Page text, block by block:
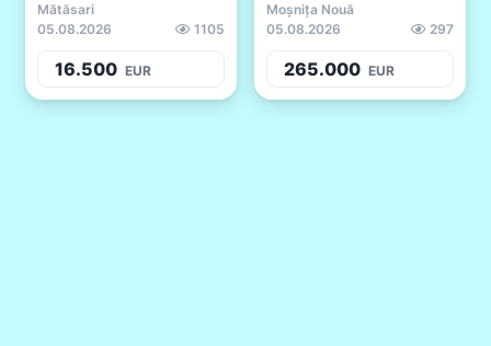
Mătăsari
05.08.2026
1105
16.500 EUR
Moșnița Nouă
05.08.2026
297
265.000 EUR